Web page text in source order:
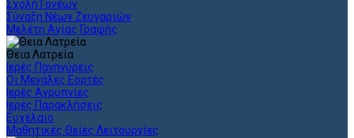
Σχολή Γονέων
Σύναξη Νέων Ζευγαριών
Μελέτη Αγίας Γραφής
Θεια Λατρεία
Ιερές Πανηγύρεις
Οι Μεγάλες Εορτές
Ιερές Αγρυπνίες
Ιερές Παρακλήσεις
Ευχέλαιο
Μαθητικές Θείες Λειτουργίες